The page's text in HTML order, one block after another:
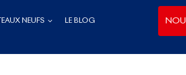
NEUFS LE BLOG